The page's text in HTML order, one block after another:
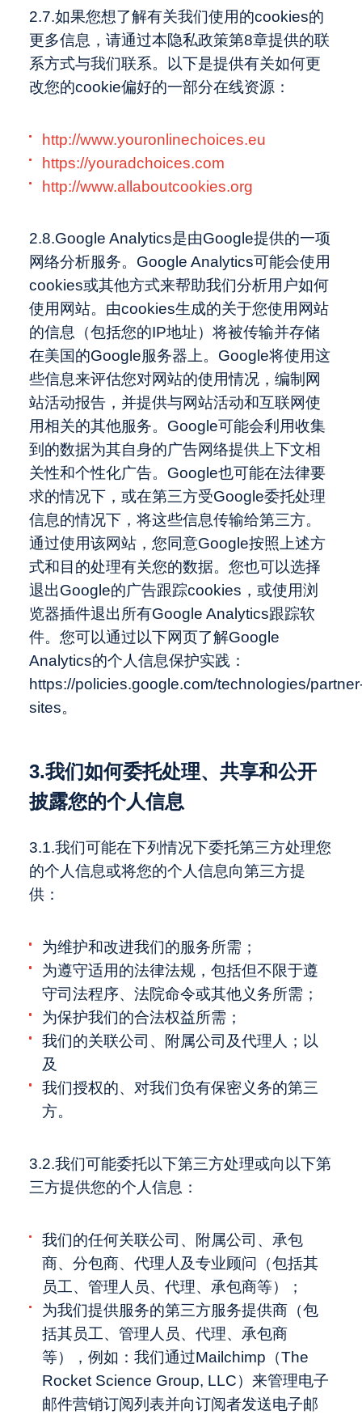
2.7.如果您想了解有关我们使用的cookies的
更多信息，请通过本隐私政策第8章提供的联
系方式与我们联系。以下是提供有关如何更
改您的cookie偏好的一部分在线资源：
http://www.youronlinechoices.eu
https://youradchoices.com
http://www.allaboutcookies.org
2.8.Google Analytics是由Google提供的一项
网络分析服务。Google Analytics可能会使用
cookies或其他方式来帮助我们分析用户如何
使用网站。由cookies生成的关于您使用网站
的信息（包括您的IP地址）将被传输并存储
在美国的Google服务器上。Google将使用这
些信息来评估您对网站的使用情况，编制网
站活动报告，并提供与网站活动和互联网使
用相关的其他服务。Google可能会利用收集
到的数据为其自身的广告网络提供上下文相
关性和个性化广告。Google也可能在法律要
求的情况下，或在第三方受Google委托处理
信息的情况下，将这些信息传输给第三方。
通过使用该网站，您同意Google按照上述方
式和目的处理有关您的数据。您也可以选择
退出Google的广告跟踪cookies，或使用浏
览器插件退出所有Google Analytics跟踪软
件。您可以通过以下网页了解Google
Analytics的个人信息保护实践：
https://policies.google.com/technologies/
sites。
3.我们如何委托处理、共享和公开
披露您的个人信息
3.1.我们可能在下列情况下委托第三方处理您
的个人信息或将您的个人信息向第三方提
供：
为维护和改进我们的服务所需；
为遵守适用的法律法规，包括但不限于遵
守司法程序、法院命令或其他义务所需；
为保护我们的合法权益所需；
我们的关联公司、附属公司及代理人；以
及
我们授权的、对我们负有保密义务的第三
方。
3.2.我们可能委托以下第三方处理或向以下第
三方提供您的个人信息：
我们的任何关联公司、附属公司、承包
商、分包商、代理人及专业顾问（包括其
员工、管理人员、代理、承包商等）；
为我们提供服务的第三方服务提供商（包
括其员工、管理人员、代理、承包商
等），例如：我们通过Mailchimp（The
Rocket Science Group, LLC）来管理电子
邮件营销订阅列表并向订阅者发送电子邮